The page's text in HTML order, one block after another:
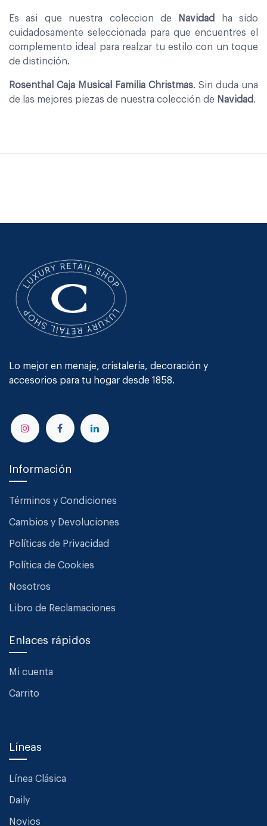
Es asi que nuestra coleccion de Navidad
ha sido
cuidadosamente seleccionada para que encuentres el
complemento ideal para realzar tu estilo con un toque
de distinción.
Rosenthal Caja Musical Familia Christmas. Sin duda una
de las mejores piezas de nuestra colección de Navidad.
Lo mejor en menaje, cristalería, decoración y
accesorios para tu hogar desde 1858.
Información
Términos y Condiciones
Cambios y Devoluciones
Políticas de Privacidad
Política de Cookies
Nosotros
Libro de Reclamaciones
Enlaces rápidos
Mi cuenta
Carrito
Líneas
Línea Clásica
Daily
Novios